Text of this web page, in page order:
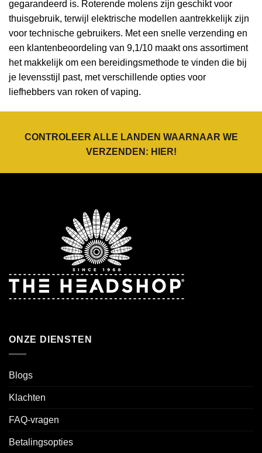
gegarandeerd is. Roterende molens zijn geschikt voor
thuisgebruik, terwijl elektrische modellen aantrekkelijk zijn
voor technische gebruikers. Met een snelle verzending en
een klantenbeoordeling van 9,1/10 maakt ons assortiment
het makkelijk om een bereidingsmethode te vinden die bij
je levensstijl past, met verschillende opties voor
liefhebbers van roken of vaping.
CONTROLEER ALLE LANDEN WAARNAAR WE
VERZENDEN: HIER!
ONZE DIENSTEN
Blogs
Klachten
FAQ-vragen
Betalingsopties